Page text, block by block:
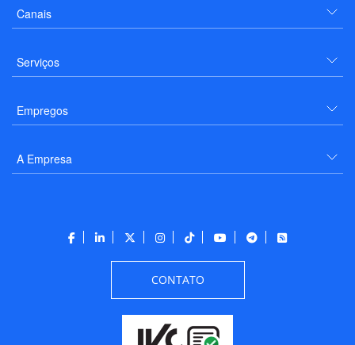
Canais
Serviços
Empregos
A Empresa
CONTATO